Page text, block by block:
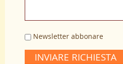
Newsletter abbonare
INVIARE RICHIESTA